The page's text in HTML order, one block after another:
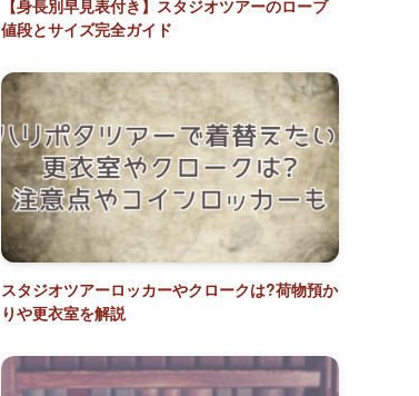
【身長別早見表付き】スタジオツアーのローブ
値段とサイズ完全ガイド
スタジオツアーロッカーやクロークは?荷物預か
りや更衣室を解説